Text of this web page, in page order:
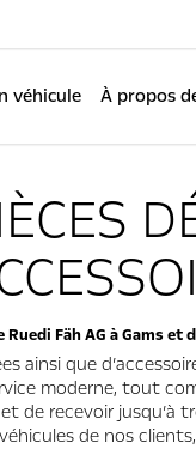
véhicule À propos
Ruedi Fäh AG à Gams et
ainsi que
moderne, tout
de recevoir jusqu’à
de nos